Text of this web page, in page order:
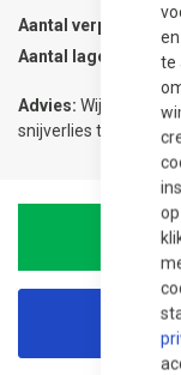
te
Aantal verpakkingen
Aantal lagen
Advies: Wij
snijverlies te